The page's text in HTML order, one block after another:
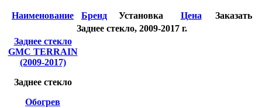
Наименование Бренд Установка Цена
Заказать
Заднее стекло, 2009-2017 г.
Заднее стекло
GMC TERRAIN
(2009-2017)
Заднее стекло
Обогрев